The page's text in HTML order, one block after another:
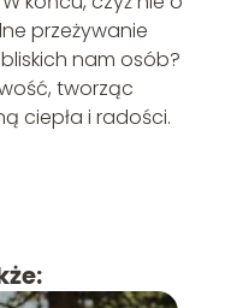
przeżywanie
nam osób?
tworząc
ciepła i radości.